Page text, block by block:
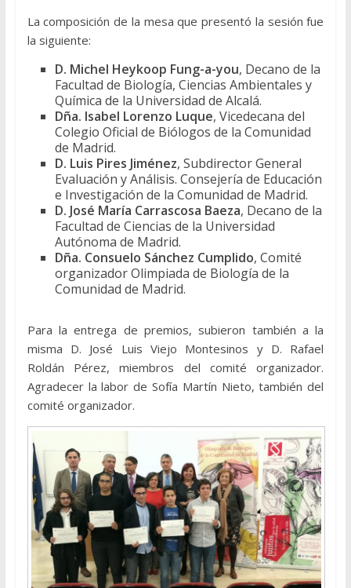
La composición de la mesa que presentó la sesión fue
la siguiente:
D. Michel Heykoop Fung-a-you, Decano de la
Facultad de Biología, Ciencias Ambientales y
Química de la Universidad de Alcalá.
Dña. Isabel Lorenzo Luque, Vicedecana del
Colegio Oficial de Biólogos de la Comunidad
de Madrid.
D. Luis Pires Jiménez, Subdirector General
Evaluación y Análisis. Consejería de Educación
e Investigación de la Comunidad de Madrid.
D. José María Carrascosa Baeza, Decano de la
Facultad de Ciencias de la Universidad
Autónoma de Madrid.
Dña. Consuelo Sánchez Cumplido, Comité
organizador Olimpiada de Biología de la
Comunidad de Madrid.
Para la entrega de premios, subieron también a la
misma D. José Luis Viejo Montesinos y D. Rafael
Roldán Pérez, miembros del comité organizador.
Agradecer la labor de Sofía Martín Nieto, también del
comité organizador.